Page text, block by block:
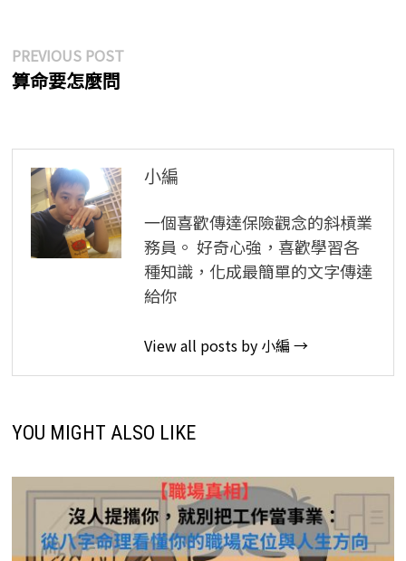
文
章
覽
PREVIOUS POSTPrevious
算命要怎麼問
小編
一個喜歡傳達保險觀念的斜槓業
務員。 好奇心強，喜歡學習各
種知識，化成最簡單的文字傳達
給你
View all posts by 小編 →
YOU MIGHT ALSO LIKE